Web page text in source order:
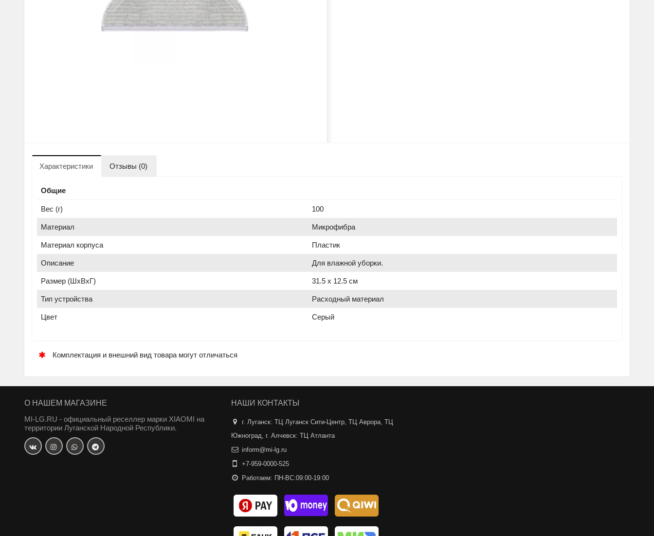
Характеристики Отзывы (0)
Общие
Вес (г) 100
Материал Микрофибра
Материал корпуса Пластик
Описание Для влажной уборки.
Размер (ШхВхГ) 31.5 х 12.5 см
Тип устройства Расходный материал
Цвет Серый
Комплектация и внешний вид товара могут отличаться
О НАШЕМ МАГАЗИНЕ
MI-LG.RU - официальный реселлер марки XIAOMI на
территории Луганской Народной Республики.
НАШИ КОНТАКТЫ
г. Луганск: ТЦ Луганск Сити-Центр, ТЦ Аврора, ТЦ
Южноград, г. Алчевск: ТЦ Атланта
inform@mi-lg.ru
+7-959-0000-525
Работаем: ПН-ВС:09:00-19:00